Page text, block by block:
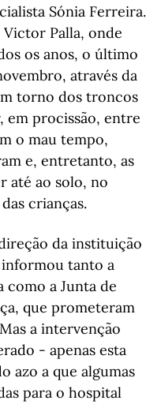
Sónia Ferreira.
Palla, onde
os anos, o último
através da
torno dos troncos
em procissão, entre
o mau tempo,
e, entretanto, as
até ao solo, no
crianças.
da instituição
tanto a
como a Junta de
que prometeram
a intervenção
- apenas esta
azo a que algumas
para o hospital